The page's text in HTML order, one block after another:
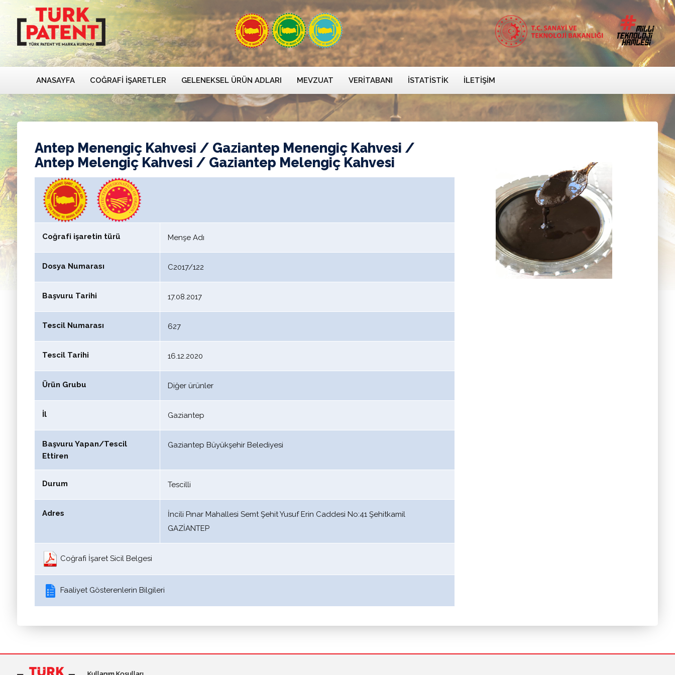
ANASAYFA COĞRAFI İŞARETLER GELENEKSEL ÜRÜN ADLARI MEVZUAT VERITABANI İSTATISTIK İLETIŞIM
Antep Menengiç Kahvesi / Gaziantep Menengiç Kahvesi /
Antep Melengiç Kahvesi / Gaziantep Melengiç Kahvesi
Coğrafi işaretin türü Menşe Adı
Dosya Numarası C2017/122
Başvuru Tarihi 17.08.2017
Tescil Numarası 627
Tescil Tarihi 16.12.2020
Ürün Grubu Diğer ürünler
İl Gaziantep
Başvuru Yapan/Tescil
Ettiren
Gaziantep Büyükşehir Belediyesi
Durum Tescilli
Adres
İncili Pınar Mahallesi Semt Şehit Yusuf Erin Caddesi No:41 Şehitkamil
GAZİANTEP
Coğrafi İşaret Sicil Belgesi
Faaliyet Gösterenlerin Bilgileri